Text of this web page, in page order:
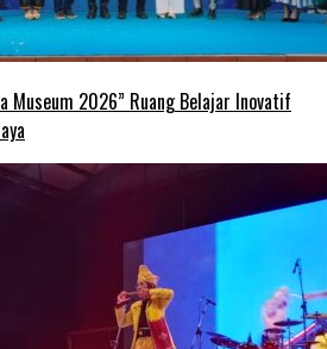
Museum 2026” Ruang Belajar Inovatif